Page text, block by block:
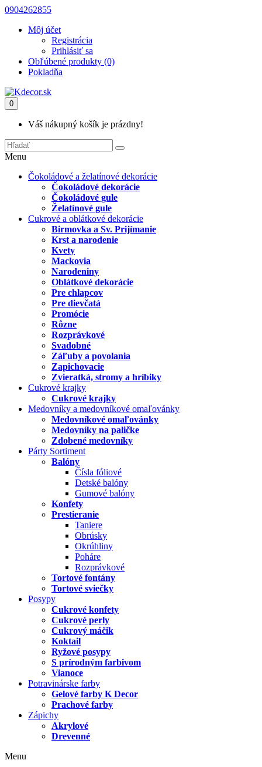
0904262855
Môj účet
Registrácia
Prihlásiť sa
Obľúbené produkty (0)
Pokladňa
0
Váš nákupný košík je prázdny!
Menu
Čokoládové a želatínové dekorácie
Čokoládové dekorácie
Čokoládové gule
Želatínové gule
Cukrové a oblátkové dekorácie
Birmovka a Sv. Prijímanie
Krst a narodenie
Kvety
Mackovia
Narodeniny
Oblátkové dekorácie
Pre chlapcov
Pre dievčatá
Promócie
Rôzne
Rozprávkové
Svadobné
Záľuby a povolania
Zapichovacie
Zvieratká, stromy a hríbiky
Cukrové krajky
Cukrové krajky
Medovníky a medovníkové omaľovánky
Medovníkové omaľovánky
Medovníky na paličke
Zdobené medovníky
Párty Sortiment
Balóny
Čísla fóliové
Detské balóny
Gumové balóny
Konfety
Prestieranie
Taniere
Obrúsky
Okrúhliny
Poháre
Rozprávkové
Tortové fontány
Tortové sviečky
Posypy
Cukrové konfety
Cukrové perly
Cukrový máčik
Koktail
Ryžové posypy
S prírodným farbivom
Vianoce
Potravinárske farby
Gelové farby K Decor
Prachové farby
Zápichy
Akrylové
Drevenné
Menu